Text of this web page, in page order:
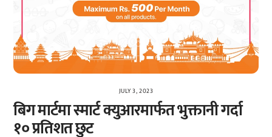
JULY 3, 2023
बिग मार्टमा स्मार्ट क्युआरमार्फत भुक्तानी गर्दा
१० प्रतिशत छुट